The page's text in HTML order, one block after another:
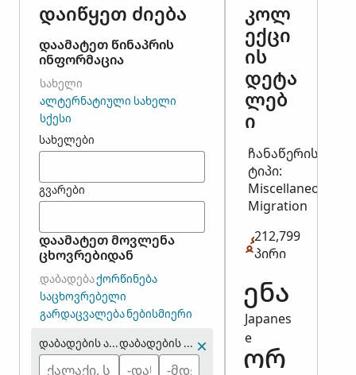
დაიწყეთ ძიება
დაამატეთ წინაპრის
ინფორმაცია
ᲡᲐᲮᲔᲚᲘ
ᲐᲚᲢᲔᲠᲜᲐᲢᲘᲣᲚᲘ ᲡᲐᲮᲔᲚᲘ
ᲡᲥᲔᲡᲘ
სახელები
გვარები
დაამატეთ მოვლენა
ცხოვრებიდან
ᲓᲐᲑᲐᲓᲔᲑᲐᲥᲝᲠᲬᲘᲜᲔᲑᲐ
ᲡᲐᲪᲮᲝᲕᲠᲔᲑᲔᲚᲘ
ᲒᲐᲠᲓᲐᲪᲕᲐᲚᲔᲑᲐᲜᲔᲑᲘᲡᲛᲘᲔᲠᲘ
დაბადების ადგილიდაბადების წელი (დიაპაზონი)
კოლ
ექცი
ის
დეტა
ლებ
ი
ჩანაწერის
ტიპი:
Miscellaneous,
Migration
212,799
პირი
ენა
Japanes
e
ორ